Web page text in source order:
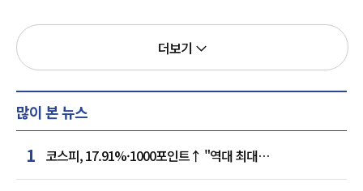
더보기
많이 본 뉴스
1 코스피, 17.91%·1000포인트↑ "역대 최대
상승률"…'삼전닉스' 동반 상한가